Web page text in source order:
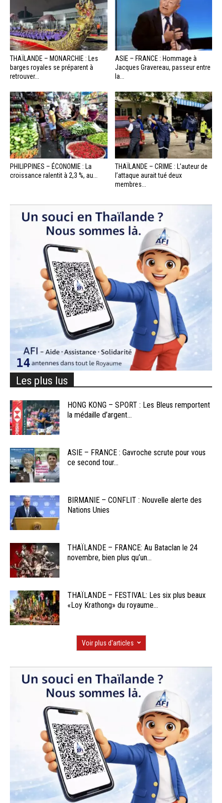
THAÏLANDE – MONARCHIE : Les
barges royales se préparent à
retrouver...
ASIE – FRANCE : Hommage à
Jacques Gravereau, passeur entre
la...
PHILIPPINES – ÉCONOMIE : La
croissance ralentit à 2,3 %, au...
THAÏLANDE – CRIME : L’auteur de
l’attaque aurait tué deux
membres...
Les plus lus
HONG KONG – SPORT : Les Bleus remportent
la médaille d’argent...
ASIE – FRANCE : Gavroche scrute pour vous
ce second tour...
BIRMANIE – CONFLIT : Nouvelle alerte des
Nations Unies
THAÏLANDE – FRANCE: Au Bataclan le 24
novembre, bien plus qu’un...
THAÏLANDE – FESTIVAL: Les six plus beaux
«Loy Krathong» du royaume...
Voir plus d'articles